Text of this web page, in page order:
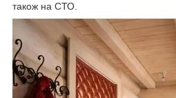
також на СТО.